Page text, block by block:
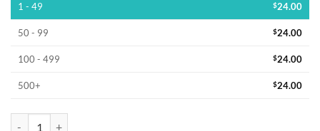
1 - 49 $24.00
50 - 99 $24.00
100 - 499 $24.00
500+ $24.00